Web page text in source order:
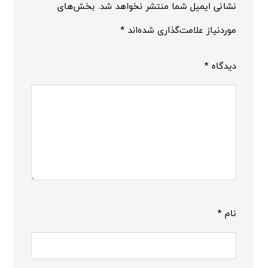
نشانی ایمیل شما منتشر نخواهد شد. بخش‌های
موردنیاز علامت‌گذاری شده‌اند*
دیدگاه*
نام*